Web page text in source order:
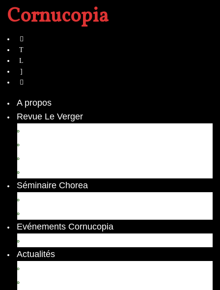
Cornucopia
A propos
Revue Le Verger
Séminaire Chorea
Evénements Cornucopia
Actualités